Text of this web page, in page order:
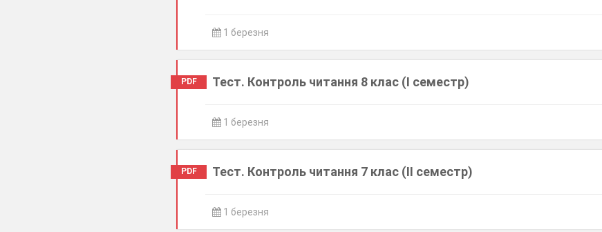
1 березня
PDF Тест. Контроль читання 8 клас (І семестр)
1 березня
PDF Тест. Контроль читання 7 клас (ІІ семестр)
1 березня